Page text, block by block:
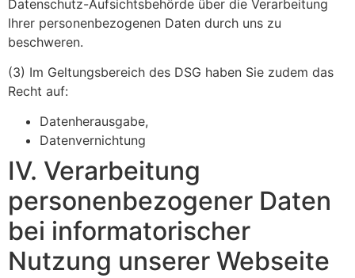
Datenschutz-Aufsichtsbehörde über die Verarbeitung
Ihrer personenbezogenen Daten durch uns zu
beschweren.
(3) Im Geltungsbereich des DSG haben Sie zudem das
Recht auf:
Datenherausgabe,
Datenvernichtung
IV. Verarbeitung
personenbezogener Daten
bei informatorischer
Nutzung unserer Webseite